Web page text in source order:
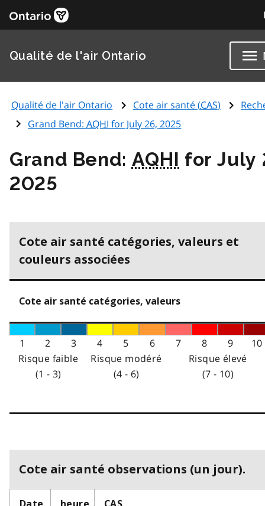
Qualité de l'air Ontario
Qualité de l'air Ontario Cote air santé (CAS)
Grand Bend:AQHI for July 26, 2025
Grand Bend: AQHI for July
2025
Cote air santé catégories, valeurs et
couleurs associées
Cote air santé catégories, valeurs
1 2 3 4 5 6 7 8 9
10
Risque faible
(1 - 3)
Risque modéré
(4 - 6)
Risque élevé
(7 - 10)
Cote air santé observations (un jour).